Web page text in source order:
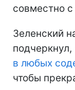
совместно
Зеленский
подчеркнул,
в любых
чтобы